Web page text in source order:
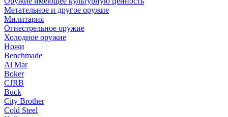
Метательное и другое оружие
Милитария
Огнестрельное оружие
Холодное оружие
Ножи
Benchmade
Al Mar
Boker
CJRB
Buck
City Brother
Cold Steel